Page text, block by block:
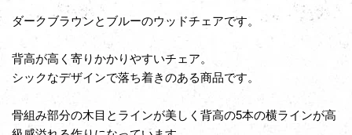
ダークブラウンとブルーのウッドチェアです。
背高が高く寄りかかりやすいチェア。
シックなデザインで落ち着きのある商品です。
骨組み部分の木目とラインが美しく背高の5本の横ラインが高